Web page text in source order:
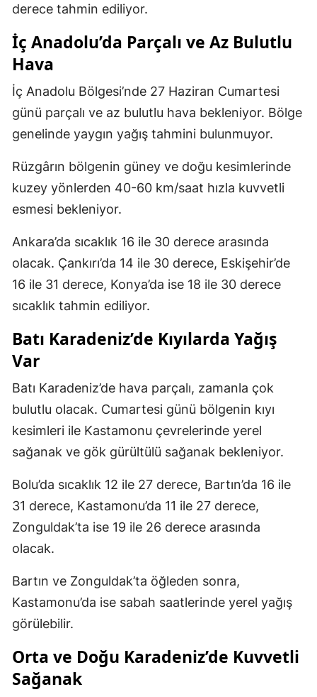
derece tahmin ediliyor.
İç Anadolu’da Parçalı ve Az Bulutlu
Hava
İç Anadolu Bölgesi’nde 27 Haziran Cumartesi
günü parçalı ve az bulutlu hava bekleniyor. Bölge
genelinde yaygın yağış tahmini bulunmuyor.
Rüzgârın bölgenin güney ve doğu kesimlerinde
kuzey yönlerden 40-60 km/saat hızla kuvvetli
esmesi bekleniyor.
Ankara’da sıcaklık 16 ile 30 derece arasında
olacak. Çankırı’da 14 ile 30 derece, Eskişehir’de
16 ile 31 derece, Konya’da ise 18 ile 30 derece
sıcaklık tahmin ediliyor.
Batı Karadeniz’de Kıyılarda Yağış
Var
Batı Karadeniz’de hava parçalı, zamanla çok
bulutlu olacak. Cumartesi günü bölgenin kıyı
kesimleri ile Kastamonu çevrelerinde yerel
sağanak ve gök gürültülü sağanak bekleniyor.
Bolu’da sıcaklık 12 ile 27 derece, Bartın’da 16 ile
31 derece, Kastamonu’da 11 ile 27 derece,
Zonguldak’ta ise 19 ile 26 derece arasında
olacak.
Bartın ve Zonguldak’ta öğleden sonra,
Kastamonu’da ise sabah saatlerinde yerel yağış
görülebilir.
Orta ve Doğu Karadeniz’de Kuvvetli
Sağanak